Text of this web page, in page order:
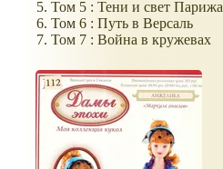
Том 5 : Тени и свет Парижа
Том 6 : Путь в Версаль
Том 7 : Война в кружевах